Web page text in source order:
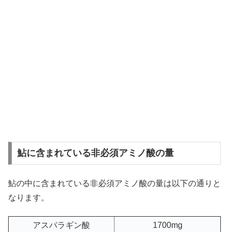
鮎に含まれている非必須アミノ酸の量
鮎の中に含まれている非必須アミノ酸の量は以下の通りと
なります。
アスパラギン酸 1700mg